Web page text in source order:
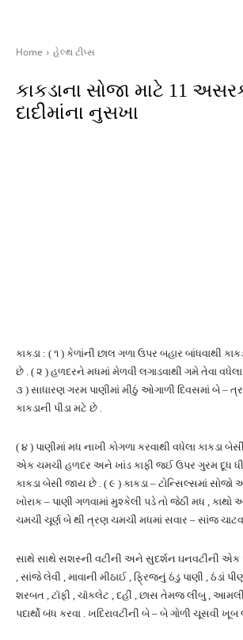
Home હેલ્થ ટીપ્સ
કાકડાના સોજા માટે 11
દાદીમાંના નુસખા
કાકડા : ( ૧ ) કેળાંની છાલ ગળા ઉપર બહાર બાંધવાથી
છે . ( ૨ ) હળદરને મધમાં મેળવી લગાડવાથી ગમે તેવા
૩ ) સાધારણ ગરમ પાણીમાં મીઠું ઓગાળી દિવસમાં બે –
કાકડાની પીડા મટે છે .
( ૪ ) પાણીમાં મધ નાખી કોગળા કરવાથી વધેલા કાકડા
એક ચમચી હળદર અને ખાંડ કાફી જઈ ઉપર ગુરમ દૂધ
કાકડા બેસી જાય છે . ( ૯ ) કાકડા – ટોન્સિલ્સમાં
ખોરાક – પાણી ગળવામાં મુશ્કેલી પડે તો જેઠી મધ ,
ચમચી ચૂર્ણ બે થી ત્રણ ચમચી મધમાં સવાર – સાંજ
સાથે સાથે સશસ્ની વટીની અને સુદર્શન ઘનવટીની એક
, સાંજે લેવી , માવાની મીઠાઈ , ફ્રિજનું ઠંડુ પાણી , ઠંડાં
શરબત , ટૉફી , ચૉકલેટ , દહીં , છાસ તેમજ લીંબુ , આમલી
પદાર્થો બંધ કરવા . ખદિરાવટીની બે – બે ગોળી ચૂસવી ખૂબ